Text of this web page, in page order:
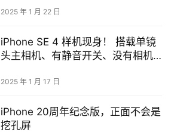
2025 年 1 月 22 日
iPhone SE 4 样机现身！ 搭载单镜
头主相机、有静音开关、没有相机
2025 年 1 月 17 日
iPhone 20周年纪念版，正面不会是
挖孔屏